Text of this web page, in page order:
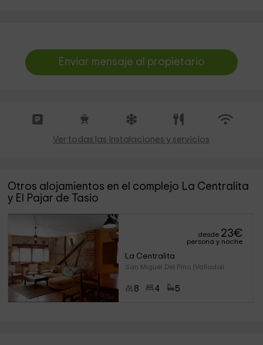
Enviar mensaje al propietario
Ver todas las instalaciones y servicios
Otros alojamientos en el complejo La Centralita
y El Pajar de Tasio
desde 23€
persona y noche
La Centralita
San Miguel Del Pino (Valladoli
8 4 5